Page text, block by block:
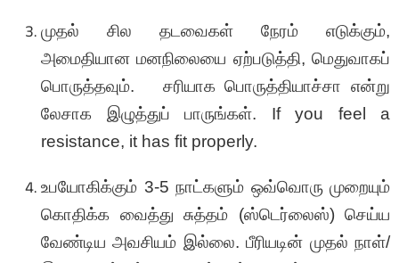
முதல் சில தடவைகள் நேரம் எடுக்கும்,
அமைதியான மனநிலையை ஏற்படுத்தி, மெதுவாகப்
பொருத்தவும். சரியாக பொருத்தியாச்சா என்று
லேசாக இழுத்துப் பாருங்கள். If you feel a
resistance, it has fit properly.
உபயோகிக்கும் 3-5 நாட்களும் ஒவ்வொரு முறையும்
கொதிக்க வைத்து சுத்தம் (ஸ்டெர்லைஸ்) செய்ய
வேண்டிய அவசியம் இல்லை. பீரியடின் முதல் நாள்/